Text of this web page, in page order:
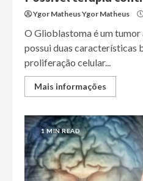
Ygor Matheus Ygor Matheus
O Glioblastoma é um
possui duas características
proliferação celular...
Mais informações
1 MIN READ